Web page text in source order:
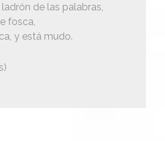
de las palabras,
fosca,
y está mudo.